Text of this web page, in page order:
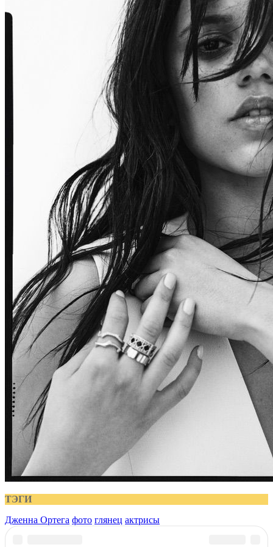
ТЭГИ
Дженна Ортега фото глянец актрисы